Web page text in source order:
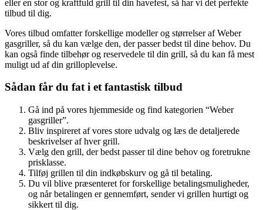
eller en stor og kraftfuld grill til din havefest, så har vi det perfekte
tilbud til dig.
Vores tilbud omfatter forskellige modeller og størrelser af Weber
gasgriller, så du kan vælge den, der passer bedst til dine behov. Du
kan også finde tilbehør og reservedele til din grill, så du kan få mest
muligt ud af din grilloplevelse.
Sådan får du fat i et fantastisk tilbud
Gå ind på vores hjemmeside og find kategorien “Weber
gasgriller”.
Bliv inspireret af vores store udvalg og læs de detaljerede
beskrivelser af hver grill.
Vælg den grill, der bedst passer til dine behov og foretrukne
prisklasse.
Tilføj grillen til din indkøbskurv og gå til betaling.
Du vil blive præsenteret for forskellige betalingsmuligheder,
og når betalingen er gennemført, sender vi grillen hurtigt og
sikkert til dig.